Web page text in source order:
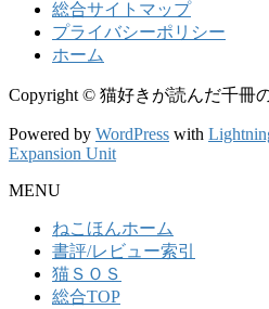
総合サイトマップ
プライバシーポリシー
ホーム
Copyright © 猫好きが読んだ千冊
Powered by WordPress with
Expansion Unit
MENU
ねこほんホーム
書評/レビュー索引
猫ＳＯＳ
総合TOP